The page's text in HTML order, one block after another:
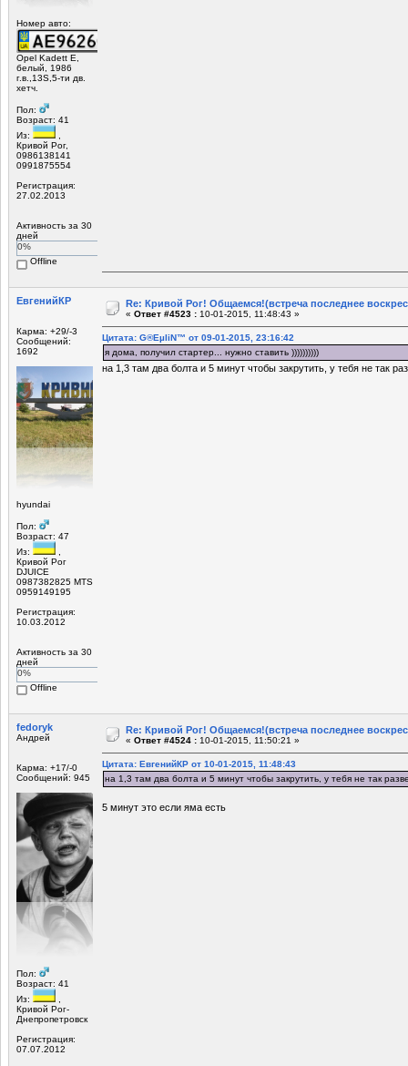
Номер авто:
Opel Kadett E,
белый, 1986
г.в.,13S,5-ти дв.
хетч.
Пол:
Возраст: 41
Из:
,
Кривой Рог,
0986138141
0991875554
Регистрация:
27.02.2013
Активность за 30
дней
0%
Offline
ЕвгенийКР
Карма: +29/-3
Сообщений:
1692
hyundai
Пол:
Возраст: 47
Из:
Кривой Рог
DJUICE
0987382825 MTS
0959149195
Регистрация:
10.03.2012
Активность за 30
дней
0%
Offline
Re: Кривой Рог! Общаемся!(встреча последнее
« Ответ #4523 : 10-01-2015, 11:48:43 »
Цитата: G®EµliN™ от 09-01-2015, 23:16:42
я дома, получил стартер... нужно ставить ))))))))))
на 1,3 там два болта и 5 минут чтобы закрутить, у тебя не так
fedoryk
Андрей
Карма: +17/-0
Сообщений: 945
Пол:
Возраст: 41
Из:
Кривой Рог-
Днепропетровск
Регистрация:
07.07.2012
Re: Кривой Рог! Общаемся!(встреча последнее
« Ответ #4524 : 10-01-2015, 11:50:21 »
Цитата: ЕвгенийКР от 10-01-2015, 11:48:43
на 1,3 там два болта и 5 минут чтобы закрутить, у тебя не так
5 минут это если яма есть